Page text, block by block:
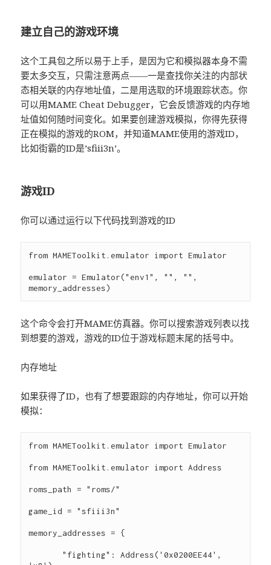
建立自己的游戏环境
这个工具包之所以易于上手，是因为它和模拟器本身不需
要太多交互，只需注意两点——一是查找你关注的内部状
态相关联的内存地址值，二是用选取的环境跟踪状态。你
可以用MAME Cheat Debugger，它会反馈游戏的内存地
址值如何随时间变化。如果要创建游戏模拟，你得先获得
正在模拟的游戏的ROM，并知道MAME使用的游戏ID，
比如街霸的ID是’sfiii3n’。
游戏ID
你可以通过运行以下代码找到游戏的ID
from MAMEToolkit.emulator import Emulator
emulator = Emulator("env1", "", "",
这个命令会打开MAME仿真器。你可以搜索游戏列表以找
到想要的游戏，游戏的ID位于游戏标题末尾的括号中。
内存地址
如果获得了ID，也有了想要跟踪的内存地址，你可以开始
模拟：
from MAMEToolkit.emulator import Emulator
from MAMEToolkit.emulator import Address
roms_path = "roms/"
game_id = "sfiii3n"
memory_addresses = {